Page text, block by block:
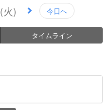
(火) 今日へ
タイムライン